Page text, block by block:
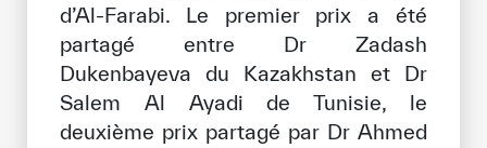
d’Al-Farabi. Le premier prix a été
partagé entre Dr Zadash
Dukenbayeva du Kazakhstan et Dr
Salem Al Ayadi de Tunisie, le
deuxième prix partagé par Dr Ahmed